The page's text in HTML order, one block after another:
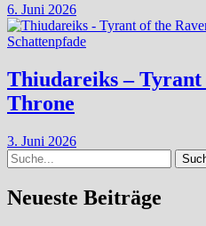
6. Juni 2026
Schattenpfade
Thiudareiks – Tyrant
Throne
3. Juni 2026
Suche
Neueste Beiträge